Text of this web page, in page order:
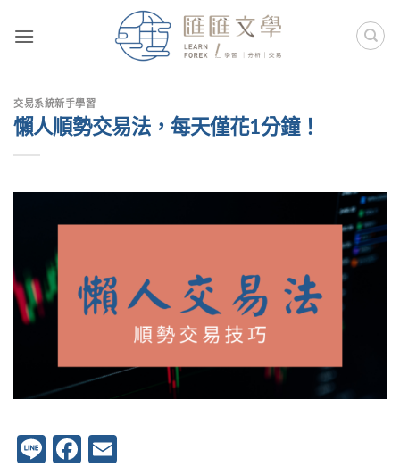
交易系統新手學習
懶人順勢交易法，每天僅花1分鐘！
LineFacebook